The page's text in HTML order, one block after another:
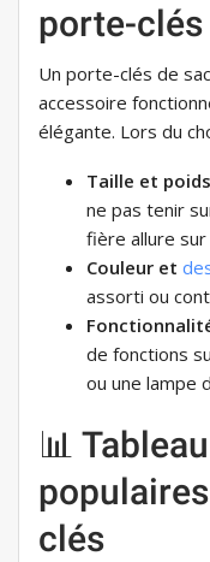
porte-clés
Un porte-clés de
accessoire
élégante. Lors du
Taille et poids
ne pas tenir
fière allure sur
Couleur et
assorti ou
de fonctions
ou une lampe
📊
clés